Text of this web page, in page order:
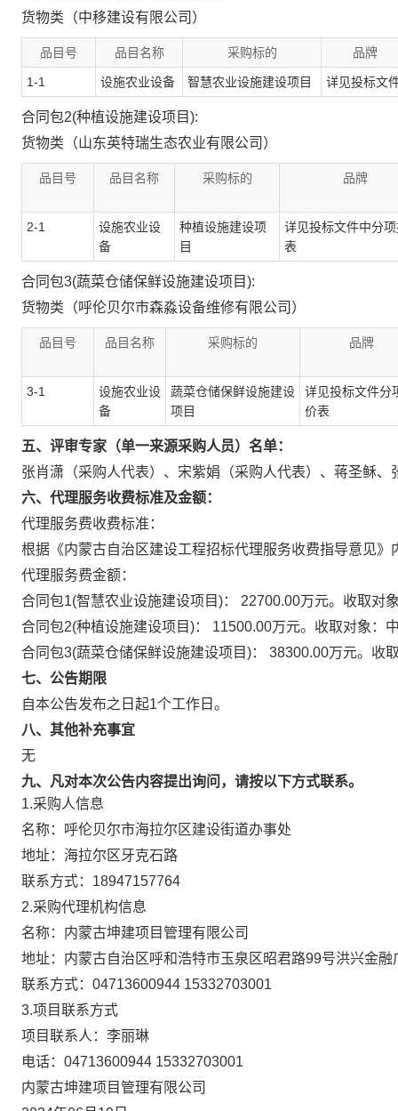
货物类（中移建设有限公司）
品目号 品目名称 采购标的 品牌
1-1 设施农业设备 智慧农业设施建设项目 详见投标文
合同包2(种植设施建设项目):
货物类（山东英特瑞生态农业有限公司）
品目号 品目名称 采购标的 品牌
2-1
设施农业设
备
种植设施建设项
目
详见投标文件中分
表
合同包3(蔬菜仓储保鲜设施建设项目):
货物类（呼伦贝尔市森淼设备维修有限公司）
品目号 品目名称 采购标的 品牌
3-1
设施农业设
备
蔬菜仓储保鲜设施建设
项目
详见投标文件分
价表
五、评审专家（单一来源采购人员）名单：
张肖潇（采购人代表） 、 宋紫娟（采购人代表） 、 蒋圣稣、
六、代理服务收费标准及金额：
代理服务费收费标准：
根据《内蒙古自治区建设工程招标代理服务收费指导意见
代理服务费金额：
合同包1(智慧农业设施建设项目)：
22700.00万元。 收取对
合同包2(种植设施建设项目)：
11500.00万元。 收取对象：
合同包3(蔬菜仓储保鲜设施建设项目)：
38300.00万元。 收
七、公告期限
自本公告发布之日起1个工作日。
八、其他补充事宜
无
九、凡对本次公告内容提出询问，请按以下方式联系。
1.采购人信息
名称：
呼伦贝尔市海拉尔区建设街道办事处
地址： 海拉尔区牙克石路
联系方式： 18947157764
2.采购代理机构信息
名称： 内蒙古坤建项目管理有限公司
地址： 内蒙古自治区呼和浩特市玉泉区昭君路99号洪兴金
联系方式： 04713600944 15332703001
3.项目联系方式
项目联系人： 李丽琳
电话： 04713600944 15332703001
内蒙古坤建项目管理有限公司